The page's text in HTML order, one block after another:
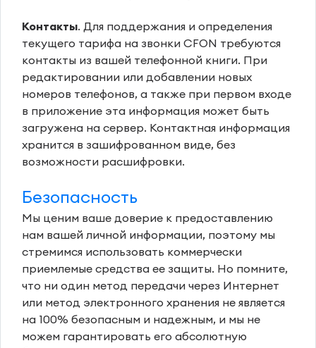
Контакты. Для поддержания и определения
текущего тарифа на звонки CFON требуются
контакты из вашей телефонной книги. При
редактировании или добавлении новых
номеров телефонов, а также при первом входе
в приложение эта информация может быть
загружена на сервер. Контактная информация
хранится в зашифрованном виде, без
возможности расшифровки.
Безопасность
Мы ценим ваше доверие к предоставлению
нам вашей личной информации, поэтому мы
стремимся использовать коммерчески
приемлемые средства ее защиты. Но помните,
что ни один метод передачи через Интернет
или метод электронного хранения не является
на 100% безопасным и надежным, и мы не
можем гарантировать его абсолютную